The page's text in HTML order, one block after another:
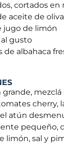
cortados en
aceite de oliva
jugo de limón
gusto
de albahaca
mezclá
cherry,
atún
pequeño,
limón, sal y